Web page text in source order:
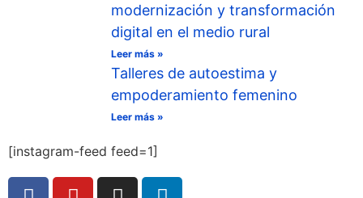
modernización y transformación
digital en el medio rural
Leer más »
Talleres de autoestima y
empoderamiento femenino
Leer más »
[instagram-feed feed=1]